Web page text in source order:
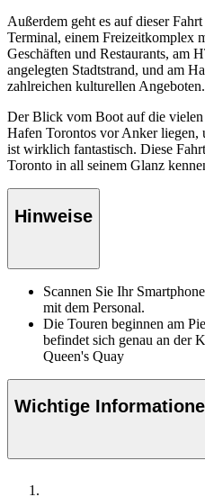
Außerdem geht es auf dieser
Terminal, einem Freizeitkomplex
Geschäften und Restaurants, am
angelegten Stadtstrand, und am
zahlreichen kulturellen Angeboten.
Der Blick vom Boot auf die
Hafen Torontos vor Anker liegen,
ist wirklich fantastisch. Diese
Toronto in all seinem Glanz
Hinweise
Scannen Sie Ihr
mit dem Personal.
Die Touren beginnen am
befindet sich genau an der
Queen's Quay
Wichtige